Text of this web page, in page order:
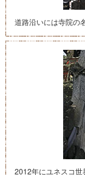
道路沿いには寺院の
2012年にユネスコ